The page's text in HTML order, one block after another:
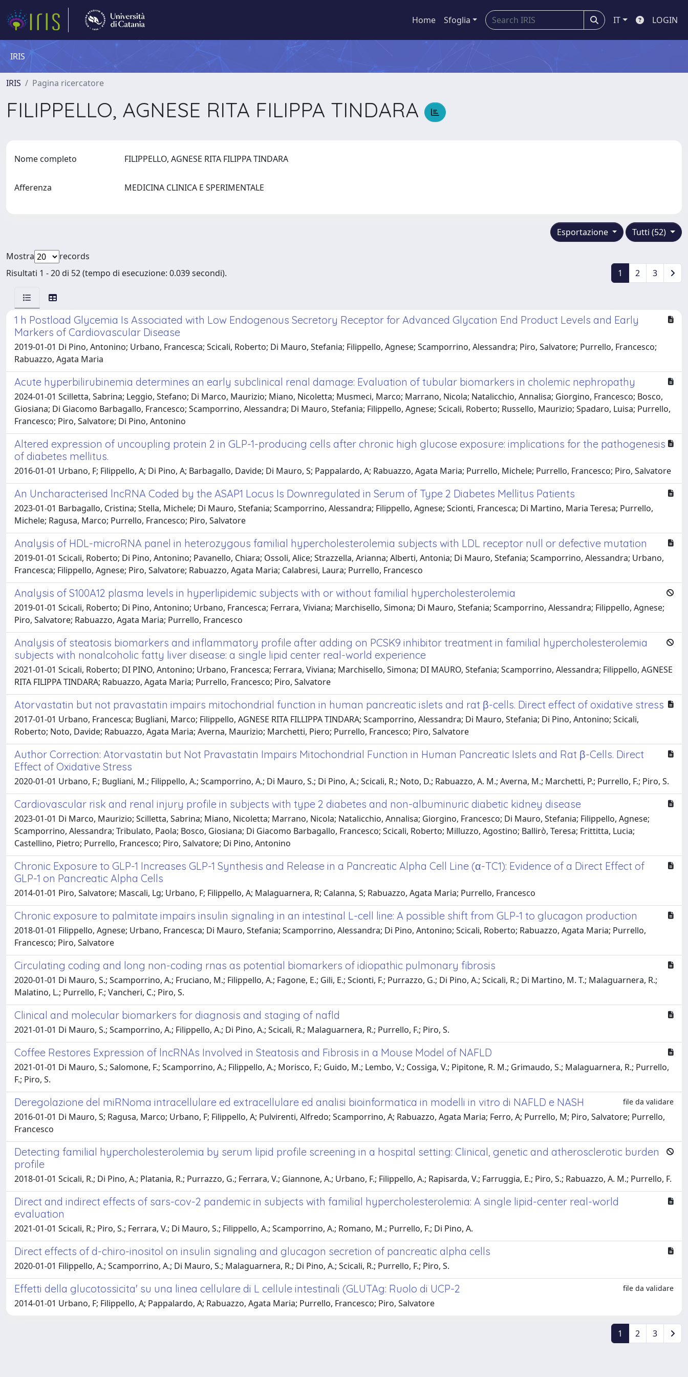
Home Sfoglia IT LOGIN
IRIS
IRIS Pagina ricercatore
FILIPPELLO, AGNESE RITA FILIPPA TINDARA
Nome completo FILIPPELLO, AGNESE RITA FILIPPA TINDARA
Afferenza MEDICINA CLINICA E SPERIMENTALE
Tutti (52)
Esportazione
Mostra
records
Risultati 1 - 20 di 52 (tempo di esecuzione: 0.039 secondi).
1 2 3
1 h Postload Glycemia Is Associated with Low Endogenous Secretory Receptor for Advanced Glycation End Product Levels and Early
Markers of Cardiovascular Disease
2019-01-01 Di Pino, Antonino; Urbano, Francesca; Scicali, Roberto; Di Mauro, Stefania; Filippello, Agnese; Scamporrino, Alessandra; Piro, Salvatore; Purrello, Francesco;
Rabuazzo, Agata Maria
Acute hyperbilirubinemia determines an early subclinical renal damage: Evaluation of tubular biomarkers in cholemic nephropathy
2024-01-01 Scilletta, Sabrina; Leggio, Stefano; Di Marco, Maurizio; Miano, Nicoletta; Musmeci, Marco; Marrano, Nicola; Natalicchio, Annalisa; Giorgino, Francesco; Bosco,
Giosiana; Di Giacomo Barbagallo, Francesco; Scamporrino, Alessandra; Di Mauro, Stefania; Filippello, Agnese; Scicali, Roberto; Russello, Maurizio; Spadaro, Luisa; Purrello,
Francesco; Piro, Salvatore; Di Pino, Antonino
Altered expression of uncoupling protein 2 in GLP-1-producing cells after chronic high glucose exposure: implications for the pathogenesis
of diabetes mellitus.
2016-01-01 Urbano, F; Filippello, A; Di Pino, A; Barbagallo, Davide; Di Mauro, S; Pappalardo, A; Rabuazzo, Agata Maria; Purrello, Michele; Purrello, Francesco; Piro, Salvatore
An Uncharacterised lncRNA Coded by the ASAP1 Locus Is Downregulated in Serum of Type 2 Diabetes Mellitus Patients
2023-01-01 Barbagallo, Cristina; Stella, Michele; Di Mauro, Stefania; Scamporrino, Alessandra; Filippello, Agnese; Scionti, Francesca; Di Martino, Maria Teresa; Purrello,
Michele; Ragusa, Marco; Purrello, Francesco; Piro, Salvatore
Analysis of HDL-microRNA panel in heterozygous familial hypercholesterolemia subjects with LDL receptor null or defective mutation
2019-01-01 Scicali, Roberto; Di Pino, Antonino; Pavanello, Chiara; Ossoli, Alice; Strazzella, Arianna; Alberti, Antonia; Di Mauro, Stefania; Scamporrino, Alessandra; Urbano,
Francesca; Filippello, Agnese; Piro, Salvatore; Rabuazzo, Agata Maria; Calabresi, Laura; Purrello, Francesco
Analysis of S100A12 plasma levels in hyperlipidemic subjects with or without familial hypercholesterolemia
2019-01-01 Scicali, Roberto; Di Pino, Antonino; Urbano, Francesca; Ferrara, Viviana; Marchisello, Simona; Di Mauro, Stefania; Scamporrino, Alessandra; Filippello, Agnese;
Piro, Salvatore; Rabuazzo, Agata Maria; Purrello, Francesco
Analysis of steatosis biomarkers and inflammatory profile after adding on PCSK9 inhibitor treatment in familial hypercholesterolemia
subjects with nonalcoholic fatty liver disease: a single lipid center real-world experience
2021-01-01 Scicali, Roberto; DI PINO, Antonino; Urbano, Francesca; Ferrara, Viviana; Marchisello, Simona; DI MAURO, Stefania; Scamporrino, Alessandra; Filippello, AGNESE
RITA FILIPPA TINDARA; Rabuazzo, Agata Maria; Purrello, Francesco; Piro, Salvatore
Atorvastatin but not pravastatin impairs mitochondrial function in human pancreatic islets and rat β-cells. Direct effect of oxidative stress
2017-01-01 Urbano, Francesca; Bugliani, Marco; Filippello, AGNESE RITA FILLIPPA TINDARA; Scamporrino, Alessandra; Di Mauro, Stefania; Di Pino, Antonino; Scicali,
Roberto; Noto, Davide; Rabuazzo, Agata Maria; Averna, Maurizio; Marchetti, Piero; Purrello, Francesco; Piro, Salvatore
Author Correction: Atorvastatin but Not Pravastatin Impairs Mitochondrial Function in Human Pancreatic Islets and Rat β-Cells. Direct
Effect of Oxidative Stress
2020-01-01 Urbano, F.; Bugliani, M.; Filippello, A.; Scamporrino, A.; Di Mauro, S.; Di Pino, A.; Scicali, R.; Noto, D.; Rabuazzo, A. M.; Averna, M.; Marchetti, P.; Purrello, F.; Piro, S.
Cardiovascular risk and renal injury profile in subjects with type 2 diabetes and non-albuminuric diabetic kidney disease
2023-01-01 Di Marco, Maurizio; Scilletta, Sabrina; Miano, Nicoletta; Marrano, Nicola; Natalicchio, Annalisa; Giorgino, Francesco; Di Mauro, Stefania; Filippello, Agnese;
Scamporrino, Alessandra; Tribulato, Paola; Bosco, Giosiana; Di Giacomo Barbagallo, Francesco; Scicali, Roberto; Milluzzo, Agostino; Ballirò, Teresa; Frittitta, Lucia;
Castellino, Pietro; Purrello, Francesco; Piro, Salvatore; Di Pino, Antonino
Chronic Exposure to GLP-1 Increases GLP-1 Synthesis and Release in a Pancreatic Alpha Cell Line (α-TC1): Evidence of a Direct Effect of
GLP-1 on Pancreatic Alpha Cells
2014-01-01 Piro, Salvatore; Mascali, Lg; Urbano, F; Filippello, A; Malaguarnera, R; Calanna, S; Rabuazzo, Agata Maria; Purrello, Francesco
Chronic exposure to palmitate impairs insulin signaling in an intestinal L-cell line: A possible shift from GLP-1 to glucagon production
2018-01-01 Filippello, Agnese; Urbano, Francesca; Di Mauro, Stefania; Scamporrino, Alessandra; Di Pino, Antonino; Scicali, Roberto; Rabuazzo, Agata Maria; Purrello,
Francesco; Piro, Salvatore
Circulating coding and long non-coding rnas as potential biomarkers of idiopathic pulmonary fibrosis
2020-01-01 Di Mauro, S.; Scamporrino, A.; Fruciano, M.; Filippello, A.; Fagone, E.; Gili, E.; Scionti, F.; Purrazzo, G.; Di Pino, A.; Scicali, R.; Di Martino, M. T.; Malaguarnera, R.;
Malatino, L.; Purrello, F.; Vancheri, C.; Piro, S.
Clinical and molecular biomarkers for diagnosis and staging of nafld
2021-01-01 Di Mauro, S.; Scamporrino, A.; Filippello, A.; Di Pino, A.; Scicali, R.; Malaguarnera, R.; Purrello, F.; Piro, S.
Coffee Restores Expression of lncRNAs Involved in Steatosis and Fibrosis in a Mouse Model of NAFLD
2021-01-01 Di Mauro, S.; Salomone, F.; Scamporrino, A.; Filippello, A.; Morisco, F.; Guido, M.; Lembo, V.; Cossiga, V.; Pipitone, R. M.; Grimaudo, S.; Malaguarnera, R.; Purrello,
F.; Piro, S.
Deregolazione del miRNoma intracellulare ed extracellulare ed analisi bioinformatica in modelli in vitro di NAFLD e NASH file da validare
2016-01-01 Di Mauro, S; Ragusa, Marco; Urbano, F; Filippello, A; Pulvirenti, Alfredo; Scamporrino, A; Rabuazzo, Agata Maria; Ferro, A; Purrello, M; Piro, Salvatore; Purrello,
Francesco
Detecting familial hypercholesterolemia by serum lipid profile screening in a hospital setting: Clinical, genetic and atherosclerotic burden
profile
2018-01-01 Scicali, R.; Di Pino, A.; Platania, R.; Purrazzo, G.; Ferrara, V.; Giannone, A.; Urbano, F.; Filippello, A.; Rapisarda, V.; Farruggia, E.; Piro, S.; Rabuazzo, A. M.; Purrello, F.
Direct and indirect effects of sars-cov-2 pandemic in subjects with familial hypercholesterolemia: A single lipid-center real-world
evaluation
2021-01-01 Scicali, R.; Piro, S.; Ferrara, V.; Di Mauro, S.; Filippello, A.; Scamporrino, A.; Romano, M.; Purrello, F.; Di Pino, A.
Direct effects of d-chiro-inositol on insulin signaling and glucagon secretion of pancreatic alpha cells
2020-01-01 Filippello, A.; Scamporrino, A.; Di Mauro, S.; Malaguarnera, R.; Di Pino, A.; Scicali, R.; Purrello, F.; Piro, S.
Effetti della glucotossicita' su una linea cellulare di L cellule intestinali (GLUTAg: Ruolo di UCP-2 file da validare
2014-01-01 Urbano, F; Filippello, A; Pappalardo, A; Rabuazzo, Agata Maria; Purrello, Francesco; Piro, Salvatore
1 2 3